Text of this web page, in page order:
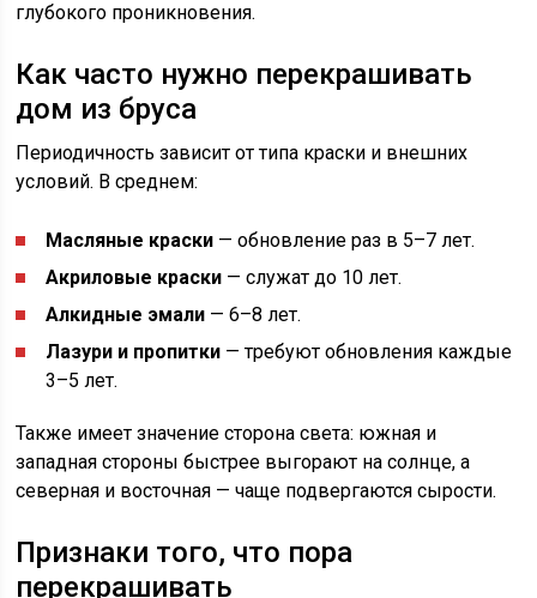
глубокого проникновения.
Как часто нужно перекрашивать
дом из бруса
Периодичность зависит от типа краски и внешних
условий. В среднем:
Масляные краски — обновление раз в 5–7 лет.
Акриловые краски — служат до 10 лет.
Алкидные эмали — 6–8 лет.
Лазури и пропитки — требуют обновления каждые
3–5 лет.
Также имеет значение сторона света: южная и
западная стороны быстрее выгорают на солнце, а
северная и восточная — чаще подвергаются сырости.
Признаки того, что пора
перекрашивать